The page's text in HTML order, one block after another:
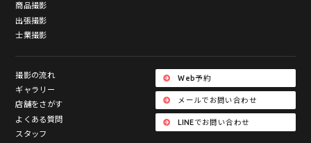
商品撮影
出張撮影
士業撮影
撮影の流れ
ギャラリー
店舗をさがす
よくある質問
スタッフ
Web予約
メールでお問い合わせ
LINEでお問い合わせ